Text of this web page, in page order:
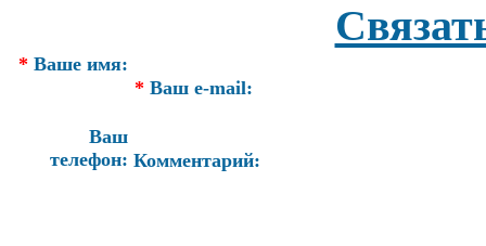
* Ваше имя:
* Ваш e-mail:
Ваш
телефон: Комментарий: